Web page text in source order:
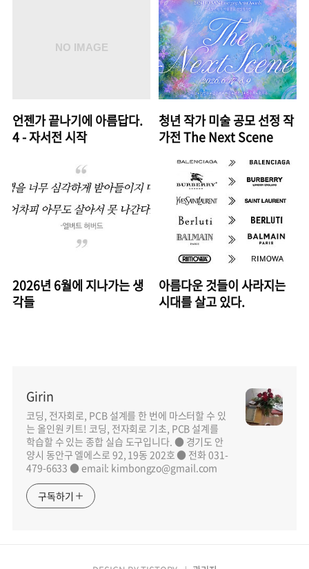
언젠가 끝나기에 아름답다.
4 - 자서전 시작
청년 작가 미술 공모 선정 작
가전 The Next Scene
2026년 6월에 지나가는 생
각들
아름다운 것들이 사라지는
시대를 살고 있다.
Girin
코딩, 전자회로, PCB 설계를 한 번에 마스터할 수 있
는 올인원 키트! 코딩, 전자회로 기초, PCB 설계를
학습할 수 있는 종합 실습 도구입니다. ● 경기도 안
양시 동안구 엘에스로 92, 19동 202호 ● 전화 031-
479-6633 ● email: kimbongzo@gmail.com
구독하기